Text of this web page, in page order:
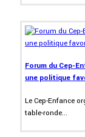
Forum du Cep-
une politique
Le Cep-Enfance
table-ronde...